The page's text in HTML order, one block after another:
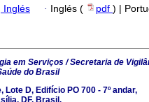
Inglés · Inglés ( pdf ) |
em Serviços / Secretaria de
do Brasil
Lote D, Edifício PO 700 - 7º andar,
DF, Brasil.